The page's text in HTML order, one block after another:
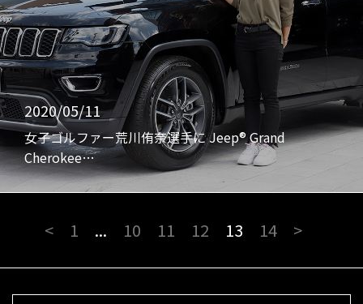
2020/05/11
女子ゴルファー荒川侑奈選手に Jeep® Grand
Cherokee…
< 1 ... 10 11 12 13 14 >